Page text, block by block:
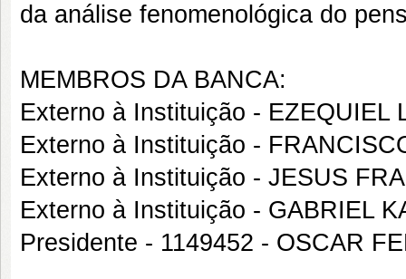
da análise fenomenológica do
MEMBROS DA BANCA:
Externo à Instituição - EZEQUIEL
Externo à Instituição -
Externo à Instituição - JESUS
Externo à Instituição - GABRIEL
Presidente - 1149452 - OSCAR